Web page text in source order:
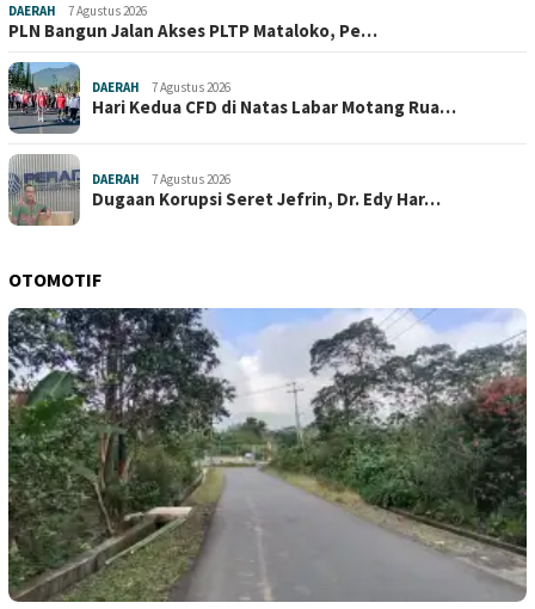
DAERAH 7 Agustus 2026
PLN Bangun Jalan Akses PLTP Mataloko, Pe…
DAERAH 7 Agustus 2026
Hari Kedua CFD di Natas Labar Motang Rua…
DAERAH 7 Agustus 2026
Dugaan Korupsi Seret Jefrin, Dr. Edy Har…
OTOMOTIF